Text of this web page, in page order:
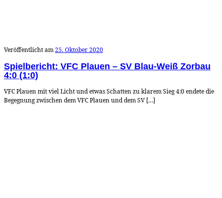
Veröffentlicht am25. Oktober 2020
Spielbericht: VFC Plauen – SV Blau-Weiß Zorbau
4:0 (1:0)
VFC Plauen mit viel Licht und etwas Schatten zu klarem Sieg 4:0 endete die
Begegnung zwischen dem VFC Plauen und dem SV […]